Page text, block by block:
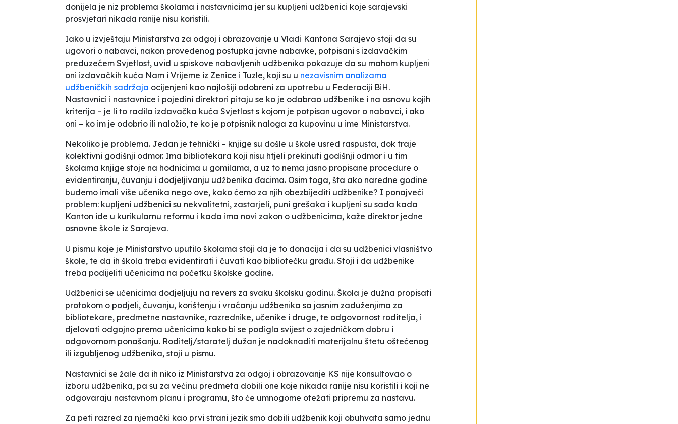
donijela je niz problema školama i nastavnicima jer su kupljeni udžbenici koje sarajevski
prosvjetari nikada ranije nisu koristili.
Iako u izvještaju Ministarstva za odgoj i obrazovanje u Vladi Kantona Sarajevo stoji da su
ugovori o nabavci, nakon provedenog postupka javne nabavke, potpisani s izdavačkim
preduzećem Svjetlost, uvid u spiskove nabavljenih udžbenika pokazuje da su mahom kupljeni
oni izdavačkih kuća Nam i Vrijeme iz Zenice i Tuzle, koji su u nezavisnim analizama
udžbeničkih sadržaja ocijenjeni kao najlošiji odobreni za upotrebu u Federaciji BiH.
Nastavnici i nastavnice i pojedini direktori pitaju se ko je odabrao udžbenike i na osnovu kojih
kriterija – je li to radila izdavačka kuća Svjetlost s kojom je potpisan ugovor o nabavci, i ako
oni – ko im je odobrio ili naložio, te ko je potpisnik naloga za kupovinu u ime Ministarstva.
Nekoliko je problema. Jedan je tehnički – knjige su došle u škole usred raspusta, dok traje
kolektivni godišnji odmor. Ima bibliotekara koji nisu htjeli prekinuti godišnji odmor i u tim
školama knjige stoje na hodnicima u gomilama, a uz to nema jasno propisane procedure o
evidentiranju, čuvanju i dodjeljivanju udžbenika đacima. Osim toga, šta ako naredne godine
budemo imali više učenika nego ove, kako ćemo za njih obezbijediti udžbenike? I ponajveći
problem: kupljeni udžbenici su nekvalitetni, zastarjeli, puni grešaka i kupljeni su sada kada
Kanton ide u kurikularnu reformu i kada ima novi zakon o udžbenicima, kaže direktor jedne
osnovne škole iz Sarajeva.
U pismu koje je Ministarstvo uputilo školama stoji da je to donacija i da su udžbenici vlasništvo
škole, te da ih škola treba evidentirati i čuvati kao bibliotečku građu. Stoji i da udžbenike
treba podijeliti učenicima na početku školske godine.
Udžbenici se učenicima dodjeljuju na revers za svaku školsku godinu. Škola je dužna propisati
protokom o podjeli, čuvanju, korištenju i vraćanju udžbenika sa jasnim zaduženjima za
bibliotekare, predmetne nastavnike, razrednike, učenike i druge, te odgovornost roditelja, i
djelovati odgojno prema učenicima kako bi se podigla svijest o zajedničkom dobru i
odgovornom ponašanju. Roditelj/staratelj dužan je nadoknaditi materijalnu štetu oštećenog
ili izgubljenog udžbenika, stoji u pismu.
Nastavnici se žale da ih niko iz Ministarstva za odgoj i obrazovanje KS nije konsultovao o
izboru udžbenika, pa su za većinu predmeta dobili one koje nikada ranije nisu koristili i koji ne
odgovaraju nastavnom planu i programu, što će umnogome otežati pripremu za nastavu.
Za peti razred za njemački kao prvi strani jezik smo dobili udžbenik koji obuhvata samo jednu